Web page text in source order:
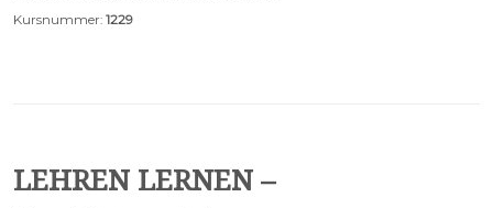
Kursnummer: 1229
LEHREN LERNEN –